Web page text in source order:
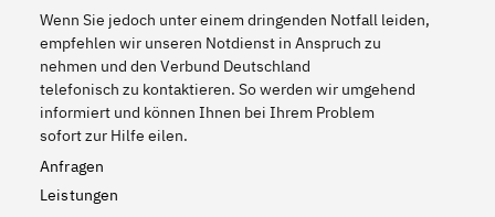
Wenn Sie jedoch unter einem dringenden Notfall leiden,
empfehlen wir unseren Notdienst in Anspruch zu
nehmen und den Verbund Deutschland
telefonisch zu kontaktieren. So werden wir umgehend
informiert und können Ihnen bei Ihrem Problem
sofort zur Hilfe eilen.
Anfragen
Leistungen